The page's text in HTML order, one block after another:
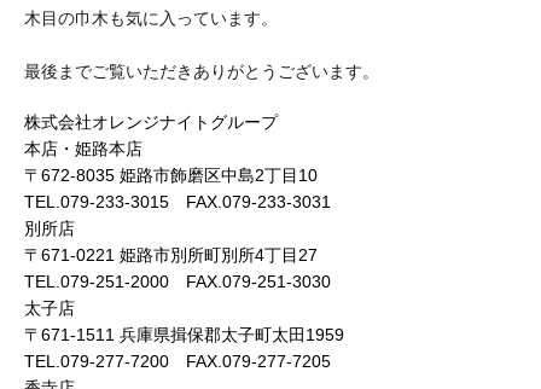
木目の巾木も気に入っています。
最後までご覧いただきありがとうございます。
株式会社オレンジナイトグループ
本店・姫路本店
〒672-8035 姫路市飾磨区中島2丁目10
TEL.079-233-3015 FAX.079-233-3031
別所店
〒671-0221 姫路市別所町別所4丁目27
TEL.079-251-2000 FAX.079-251-3030
太子店
〒671-1511 兵庫県揖保郡太子町太田1959
TEL.079-277-7200 FAX.079-277-7205